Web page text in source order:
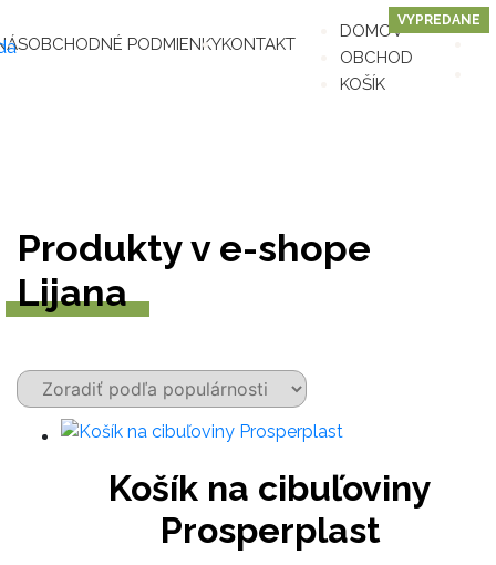
OBCHODNÉ PODMIENKYKONTAKT
DOMOV
OBCHOD
KOŠÍK
Produkty v e-shope
Lijana
VYPREDANE
má
viacero
variantov.
Košík na cibuľoviny
Prosperplast